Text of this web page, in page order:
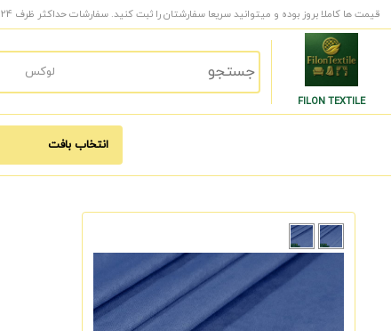
قیمت ها کاملا بروز بوده و میتوانید سریعا سفارشتان را ثبت کنید. سفارشات حداکثر ظرف 24 الی 48 ساعت کاری به دست شما میرسد.
FILON TEXTILE